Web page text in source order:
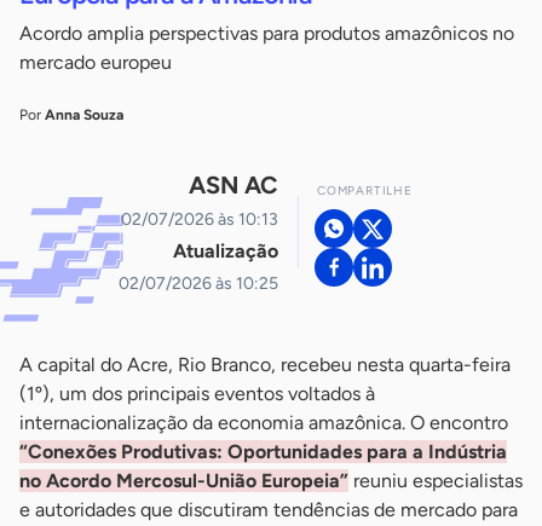
Acordo amplia perspectivas para produtos amazônicos no
mercado europeu
Por Anna Souza
ASN AC
02/07/2026 às 10:13
Atualização
02/07/2026 às 10:25
COMPARTILHE
A capital do Acre, Rio Branco, recebeu nesta quarta-feira
(1º), um dos principais eventos voltados à
internacionalização da economia amazônica. O encontro
“Conexões Produtivas: Oportunidades para a Indústria
no Acordo Mercosul-União Europeia” reuniu especialistas
e autoridades que discutiram tendências de mercado para